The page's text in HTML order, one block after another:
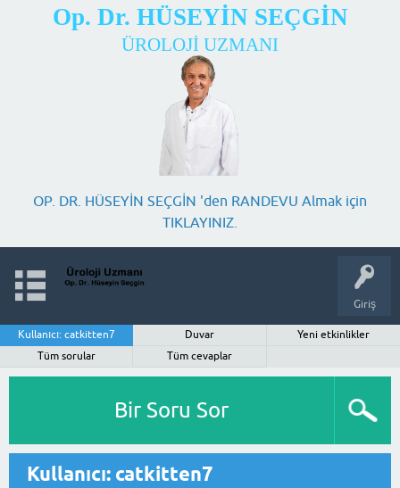
Op. Dr. HÜSEYİN SEÇGİN
ÜROLOJİ UZMANI
OP. DR. HÜSEYİN SEÇGİN 'den RANDEVU Almak için
TIKLAYINIZ.
Giriş
Kullanıcı: catkitten7 Duvar
Yeni etkinlikler
Tüm sorular
Tüm cevaplar
Bir Soru Sor
Kullanıcı: catkitten7